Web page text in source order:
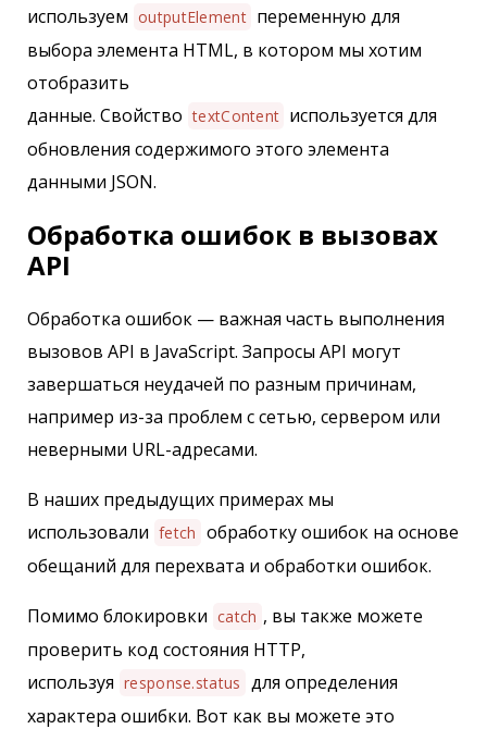
используем outputElement переменную для
выбора элемента HTML, в котором мы хотим
отобразить
данные. Свойство textContent используется для
обновления содержимого этого элемента
данными JSON.
Обработка ошибок в вызовах
API
Обработка ошибок — важная часть выполнения
вызовов API в JavaScript. Запросы API могут
завершаться неудачей по разным причинам,
например из-за проблем с сетью, сервером или
неверными URL-адресами.
В наших предыдущих примерах мы
использовали fetch обработку ошибок на основе
обещаний для перехвата и обработки ошибок.
Помимо блокировки catch , вы также можете
проверить код состояния HTTP,
используя response.status для определения
характера ошибки. Вот как вы можете это